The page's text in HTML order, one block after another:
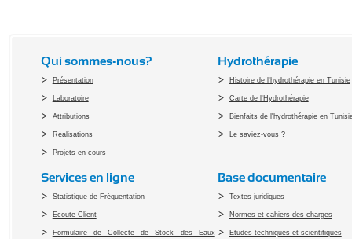
Qui sommes-nous?
Présentation
Laboratoire
Attributions
Réalisations
Projets en cours
Hydrothérapie
Histoire de l'hydrothérapie en Tunisie
Carte de l'Hydrothérapie
Bienfaits de l'hydrothérapie en
Le saviez-vous ?
Services en ligne
Statistique de Fréquentation
Ecoute Client
Formulaire de Collecte de Stock des Eaux
Base documentaire
Textes juridiques
Normes et cahiers des charges
Etudes techniques et scientifiques